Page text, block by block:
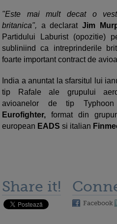
"Este mai mult decat o
britanica", a declarat Jim
Partidului Laburist (opozitie)
subliniind ca intreprinderile
foarte important contract de
India a anuntat la sfarsitul lui
tip
Rafale ale grupului
avioanelor de tip
Eurofighter, format din
european EADS si italian
Share it!
Facebook